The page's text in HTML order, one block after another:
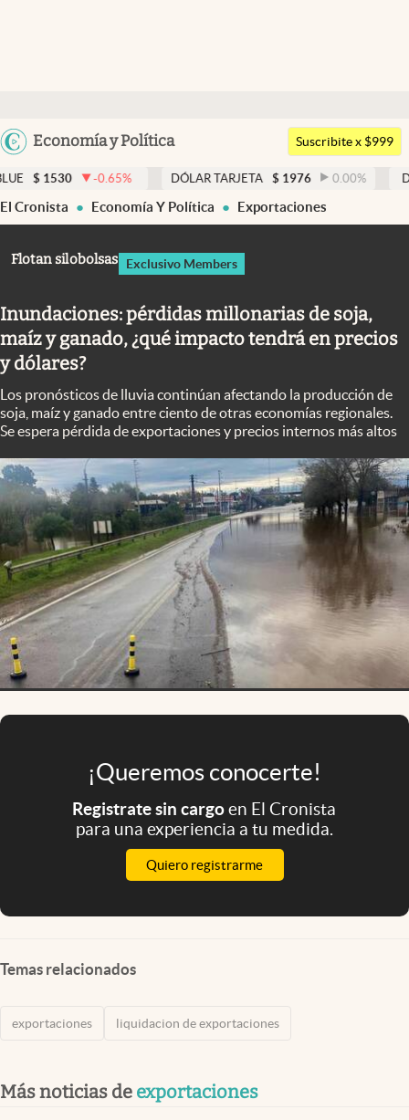
Argentina
Economía y Política
Members
Economía y Política
Finanzas y Mercados
Columnistas
Otras secciones
Infotechnology
Clima
Mundial 2026
Eventos Corporativos
El Cronista Studio
Mediakit
abre en nueva pestaña
Argentina
Suscribite x $999
-0.65% DÓLAR TARJETA $ 1976 0.00% DÓLAR MEP
El Cronista Economía Y Política Exportaciones
Flotan silobolsas Exclusivo Members
Inundaciones: pérdidas millonarias de soja,
maíz y ganado, ¿qué impacto tendrá en precios
y dólares?
Los pronósticos de lluvia continúan afectando la producción de
soja, maíz y ganado entre ciento de otras economías regionales.
Se espera pérdida de exportaciones y precios internos más altos
¡Queremos conocerte!
Registrate sin cargoen El Cronista
para una experiencia a tu medida.
Quiero registrarme
Temas relacionados
exportaciones liquidacion de exportaciones
Más noticias de exportaciones